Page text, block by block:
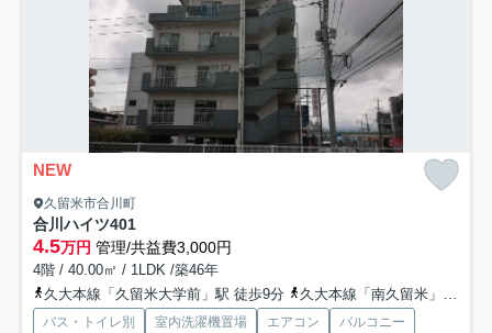
NEW
久留米市合川町
合川ハイツ401
4.5万円 管理/共益費3,000円
4階 / 40.00㎡ / 1LDK /築46年
久大本線「久留米大学前」駅 徒歩9分
久大本線「南久留米」駅 徒歩22分
バス・トイレ別 室内洗濯機置場 エアコン
バルコニー